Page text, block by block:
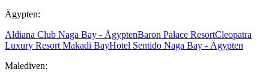
Ägypten:
Aldiana Club Naga Bay - ÄgyptenBaron Palace ResortCleopatra
Luxury Resort Makadi BayHotel Sentido Naga Bay - Ägypten
Malediven: